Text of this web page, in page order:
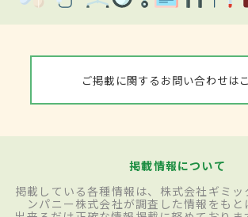
ご掲載に関するお問い合わせは
掲載情報について
掲載している各種情報は、株式会社ギミッ
ンパニー株式会社が調査した情報をもと